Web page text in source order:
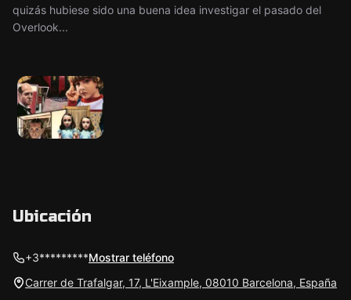
quizás hubiese sido una buena idea investigar el pasado del
Overlook...
Ubicación
+3*********Mostrar teléfono
Carrer de Trafalgar, 17, L'Eixample, 08010 Barcelona, España